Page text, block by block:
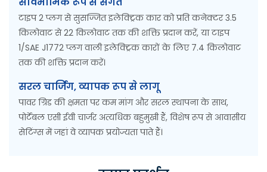
टाइप 2 प्लग से सुसज्जित इलेक्ट्रिक कार को प्रति कनेक्टर 3.5
किलोवाट से 22 किलोवाट तक की शक्ति प्रदान करें, या टाइप
1/SAE J1772 प्लग वाली इलेक्ट्रिक कारों के लिए 7.4 किलोवाट
तक की शक्ति प्रदान करें।
सरल चार्जिंग, व्यापक रूप से लागू
पावर ग्रिड की क्षमता पर कम मांग और सरल स्थापना के साथ,
पोर्टेबल एसी ईवी चार्जर अत्यधिक बहुमुखी हैं, विशेष रूप से आवासीय
सेटिंग्स में जहां वे व्यापक प्रयोज्यता पाते हैं।